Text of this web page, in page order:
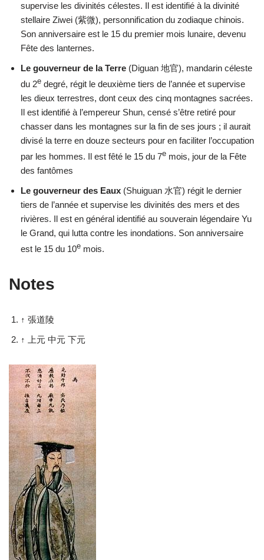
supervise les divinités célestes. Il est identifié à la divinité
stellaire Ziwei (紫微), personnification du zodiaque chinois.
Son anniversaire est le 15 du premier mois lunaire, devenu
Fête des lanternes.
Le gouverneur de la Terre (Diguan 地官), mandarin céleste
du 2e degré, régit le deuxième tiers de l’année et supervise
les dieux terrestres, dont ceux des cinq montagnes sacrées.
Il est identifié à l’empereur Shun, censé s’être retiré pour
chasser dans les montagnes sur la fin de ses jours ; il aurait
divisé la terre en douze secteurs pour en faciliter l’occupation
par les hommes. Il est fêté le 15 du 7e mois, jour de la Fête
des fantômes
Le gouverneur des Eaux (Shuiguan 水官) régit le dernier
tiers de l’année et supervise les divinités des mers et des
rivières. Il est en général identifié au souverain légendaire Yu
le Grand, qui lutta contre les inondations. Son anniversaire
est le 15 du 10e mois.
Notes
↑ 張道陵
↑ 上元 中元 下元